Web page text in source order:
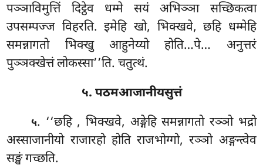
पञ्ञाविमुत्तिं दिट्ठेव धम्मे सयं अभिञ्ञा सच्छिकत्वा
उपसम्पज्ज विहरति. इमेहि खो, भिक्खवे, छहि धम्मेहि
समन्नागतो भिक्खु आहुनेय्यो होति…पे… अनुत्तरं
पुञ्ञक्खेत्तं लोकस्सा’’ति. चतुत्थं.
५. पठमआजानीयसुत्तं
५. ‘‘छहि , भिक्खवे, अङ्गेहि समन्नागतो रञ्ञो भद्रो
अस्साजानीयो राजारहो होति राजभोग्गो, रञ्ञो अङ्गन्त्वेव
सङ्खं गच्छति.